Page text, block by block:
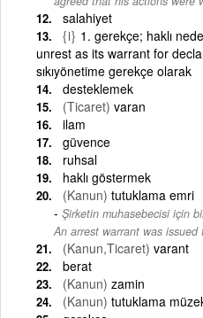
salahiyet
{i} 1. gerekçe; haklı
unrest as its warrant for
sıkıyönetime gerekçe olarak
desteklemek
(Ticaret) varan
ilam
güvence
ruhsal
haklı göstermek
(Kanun) tutuklama emri
Şirketin muhasebecisi için
An arrest warrant was
(Kanun,Ticaret) varant
berat
(Kanun) zamin
(Kanun) tutuklama